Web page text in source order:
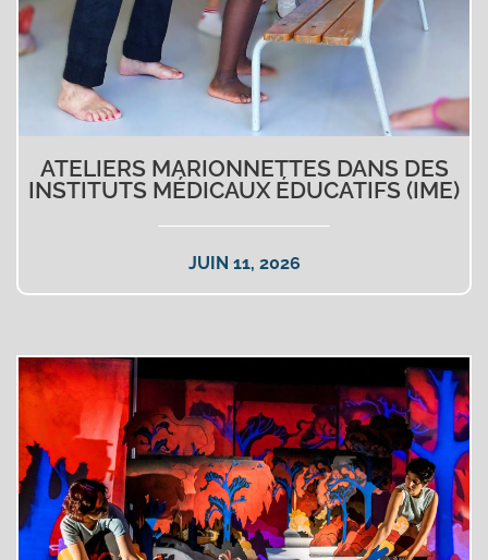
ATELIERS MARIONNETTES DANS DES
INSTITUTS MÉDICAUX ÉDUCATIFS (IME)
JUIN 11, 2026